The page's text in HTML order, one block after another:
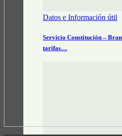
Datos e Información útil
Servicio Constitución –
tarifas…